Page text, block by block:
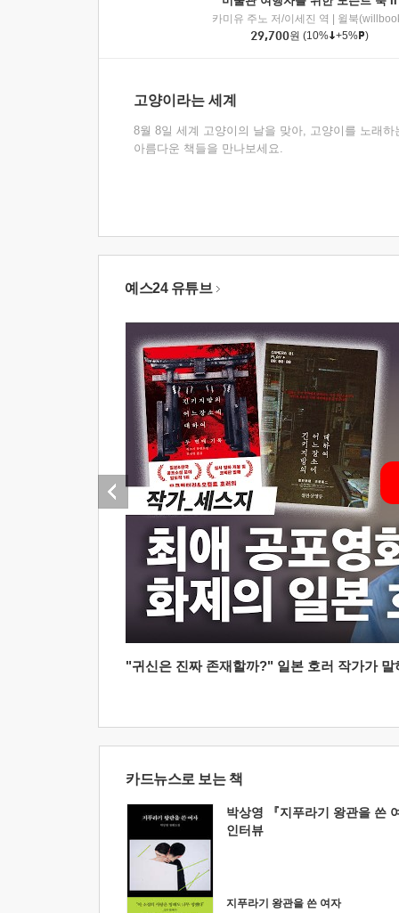
카미유 주노 저/이세진 역
윌북
29,700원 (10% +5% )
고양이라는 세계
8월 8일 세계 고양이의 날을 맞아, 고양이를 노래하
아름다운 책들을 만나보세요.
예스24 유튜브
"귀신은 진짜 존재할까?" 일본 호러 작가가
카드뉴스로 보는 책
박상영 『지푸라기 왕관을 쓴
인터뷰
지푸라기 왕관을 쓴 여자